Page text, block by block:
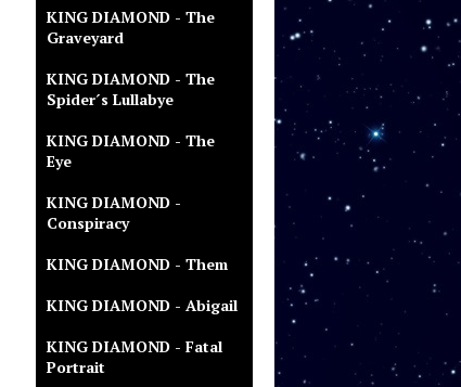
KING DIAMOND - The
Graveyard
KING DIAMOND - The
Spider´s Lullabye
KING DIAMOND - The
Eye
KING DIAMOND -
Conspiracy
KING DIAMOND - Them
KING DIAMOND - Abigail
KING DIAMOND - Fatal
Portrait